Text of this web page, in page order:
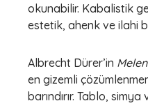
okunabilir. Kabalistik
estetik, ahenk ve ilahi
Albrecht Dürer’in
en gizemli
barındırır. Tablo,